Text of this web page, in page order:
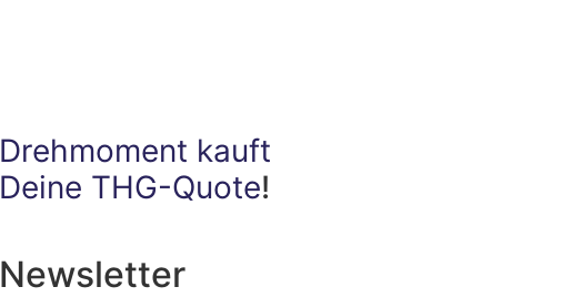
Drehmoment kauft
Deine THG-Quote!
Newsletter